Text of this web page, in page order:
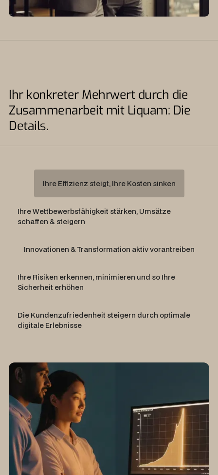
Ihr konkreter Mehrwert durch die
Zusammenarbeit mit Liquam: Die
Details.
Ihre Effizienz steigt, Ihre Kosten sinken
Ihre Wettbewerbsfähigkeit stärken, Umsätze
schaffen & steigern
Innovationen & Transformation aktiv vorantreiben
Ihre Risiken erkennen, minimieren und so Ihre
Sicherheit erhöhen
Die Kundenzufriedenheit steigern durch optimale
digitale Erlebnisse